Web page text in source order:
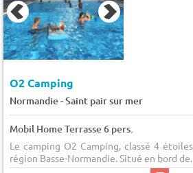
O2 Camping
Normandie-Saint pair sur mer
Mobil Home Terrasse 6 pers.
Le camping O2 Camping, classé 4
région Basse-Normandie. Situé en bord